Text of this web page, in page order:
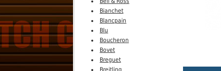
Bianchet
Blancpain
Blu
Boucheron
Bovet
Breguet
Breitling